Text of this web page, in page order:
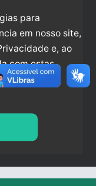
para
em nosso site,
e, ao
com estas